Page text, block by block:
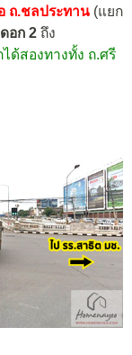
ถ.ชลประทาน (แยก
อก 2 ถึง
ด้สองทางทั้ง ถ.ศรี